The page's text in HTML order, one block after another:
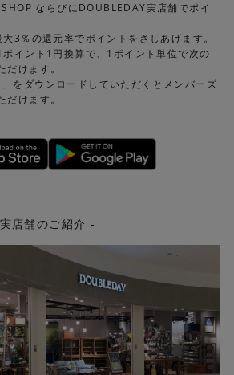
ならびにDOUBLEDAY実店舗でポイ
3％の還元率でポイントをさしあげます。
イント1円換算で、1ポイント単位で次の
けます。
」をダウンロードしていただくとメンバーズ
けます。
店舗のご紹介 -